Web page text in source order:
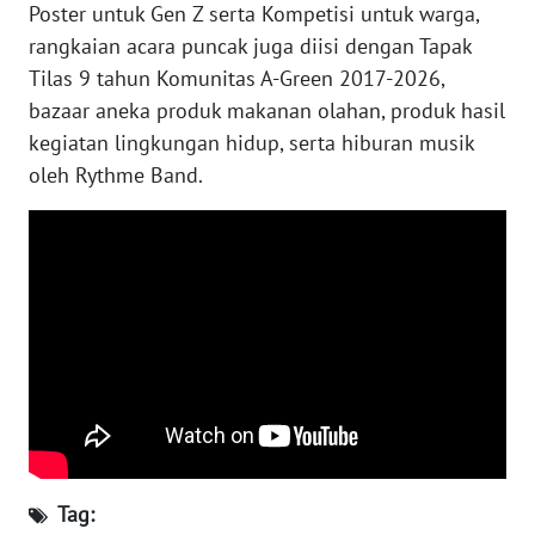
Poster untuk Gen Z serta Kompetisi untuk warga,
rangkaian acara puncak juga diisi dengan Tapak
Tilas 9 tahun Komunitas A-Green 2017-2026,
bazaar aneka produk makanan olahan, produk hasil
kegiatan lingkungan hidup, serta hiburan musik
oleh Rythme Band.
Tag:
WN
KALTARA
WN
KALSEL
GORONTALO
SULUT